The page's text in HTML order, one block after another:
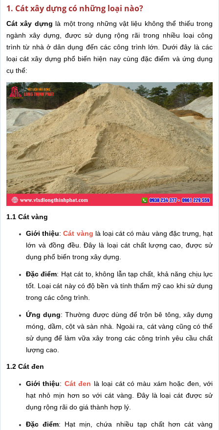
1. Cát xây dựng có những loại nào?
Cát xây dựng là một trong những vật liệu không thể thiếu trong
ngành xây dựng, được sử dụng rộng rãi trong nhiều loại công
trình từ nhà ở dân dụng đến các công trình lớn. Dưới đây là các
loại cát xây dựng phổ biến hiện nay cùng đặc điểm và ứng dụng
cụ thể:
1.1 Cát vàng
Giới thiệu:Cát vàng là loại cát có màu vàng đặc trưng, hạt
lớn và đồng đều. Đây là loại cát chất lượng cao, được sử
dụng phổ biến trong xây dựng.
Đặc điểm: Hạt cát to, không lẫn tạp chất, khả năng chịu lực
tốt. Loại cát này có độ bền và tính thẩm mỹ cao khi sử dụng
trong các công trình.
Ứng dụng: Thường được dùng để trộn bê tông, xây dựng
móng, dầm, cột và sàn nhà. Ngoài ra, cát vàng cũng có thể
sử dụng để làm vữa xây trong các công trình yêu cầu chất
lượng cao.
1.2 Cát đen
Giới thiệu: Cát đen là loại cát có màu xám hoặc đen, với
hạt nhỏ mịn hơn so với cát vàng. Đây là loại cát được sử
dụng rộng rãi do giá thành hợp lý.
Đặc điểm: Hạt mịn, chứa nhiều tạp chất hơn cát vàng